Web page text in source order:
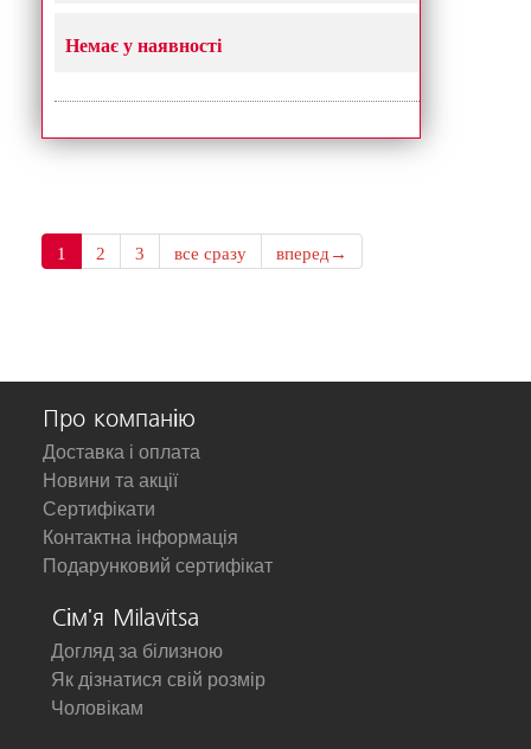
Немає у наявності
1 2 3 все сразу вперед→
Про компанію
Доставка і оплата
Новини та акції
Сертифікати
Контактна інформація
Подарунковий сертифікат
Сім'я Milavitsa
Догляд за білизною
Як дізнатися свій розмір
Чоловікам